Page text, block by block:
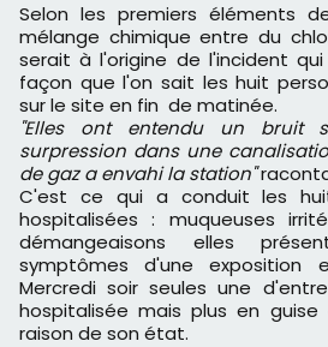
Selon les premiers éléments
mélange chimique entre du
serait à l'origine de l'incident
façon que l'on sait les huit
sur le site en fin de matinée.
"Elles ont entendu un
surpression dans une
de gaz a envahi la station"
C'est ce qui a conduit les
hospitalisées : muqueuses
démangeaisons elles
symptômes d'une exposition
Mercredi soir seules une
hospitalisée mais plus en
raison de son état.